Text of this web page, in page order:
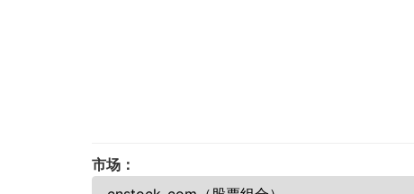
市场：